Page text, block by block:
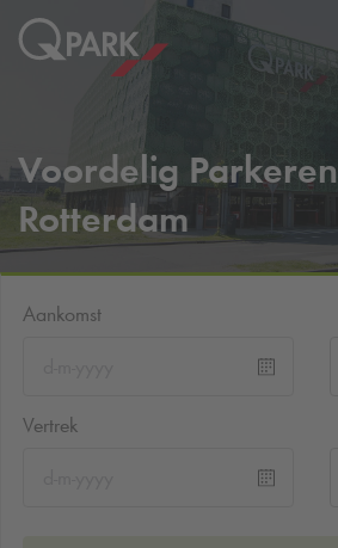
Voordelig Parkeren
Rotterdam
Aankomst
Vertrek